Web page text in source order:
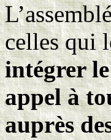
celles qui
intégrer
appel à
auprès